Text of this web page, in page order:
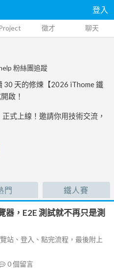
登入
徵才 聊天
粉絲團追蹤
30 天的修煉【2026 iThome 鐵
啟！
式上線！邀請你用技術交流，
門 鐵人賽
，E2E 測試就不再只是測
站、登入、點完流程，最後附上
0個留言